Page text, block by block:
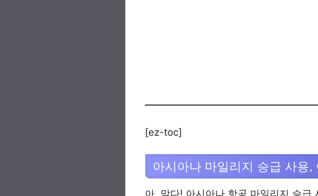
[ez-toc]
아시아나 마일리지 승급 사용,
아, 맞다! 아시아나 항공 마일리지 승급